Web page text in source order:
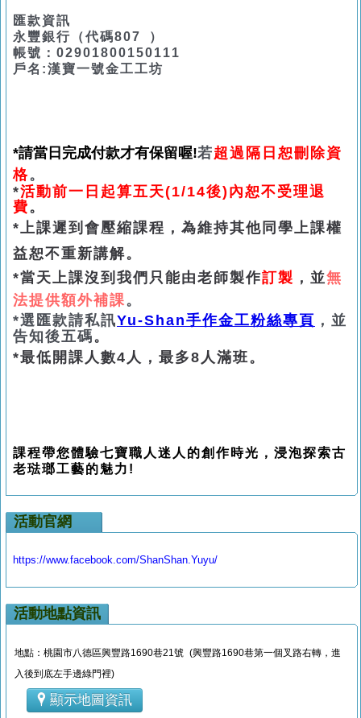
匯款資訊
永豐銀行（代碼807 ）
帳號： 02901800150111
戶名:漢寶一號金工工坊
*請當日完成付款才有保留喔!若超過隔日恕刪除資
格。
*活動前一日起算五天(1/14後)內恕不受理退
費。
*上課遲到會壓縮課程，為維持其他同學上課權
益恕不重新講解。
*當天上課沒到我們只能由老師製作訂製 ，並無
法提供額外補課。
*選匯款請私訊Yu-Shan手作金工粉絲專頁 ， 並
告知後五碼。
*最低開課人數4人，最多8人滿班。
課程帶您體驗七寶職人迷人的創作時光，浸泡探索古
老琺瑯工藝的魅力!
活動官網
https://www.facebook.com/ShanShan.Yuyu/
活動地點資訊
地點：桃園市八德區興豐路1690巷21號 (興豐路1690巷第一個叉路右轉，進
入後到底左手邊綠門裡)
顯示地圖資訊